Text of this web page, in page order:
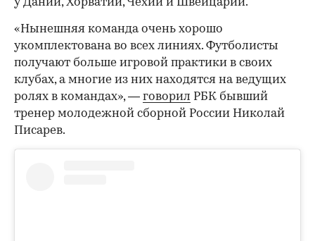
«Нынешняя команда очень хорошо
укомплектована во всех линиях. Футболисты
получают больше игровой практики в своих
клубах, а многие из них находятся на ведущих
ролях в командах», — говорил РБК бывший
тренер молодежной сборной России Николай
Писарев.